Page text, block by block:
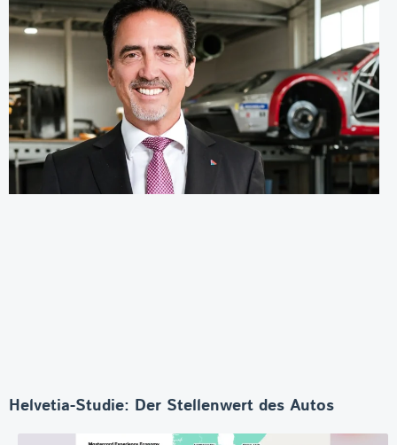
Helvetia-Studie: Der Stellenwert des Autos